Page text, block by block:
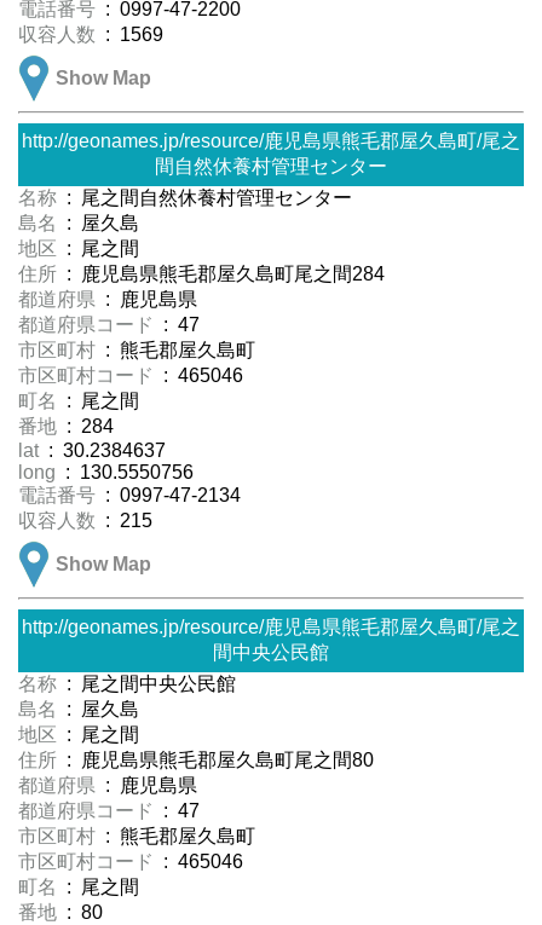
電話番号 : 0997-47-2200
収容人数 : 1569
Show Map
http://geonames.jp/resource/鹿児島県熊毛郡屋久島町/尾之
間自然休養村管理センター
名称 : 尾之間自然休養村管理センター
島名
: 屋久島
地区 : 尾之間
住所 : 鹿児島県熊毛郡屋久島町尾之間284
都道府県 : 鹿児島県
都道府県コード
: 47
市区町村 : 熊毛郡屋久島町
市区町村コード
: 465046
町名
: 尾之間
番地 : 284
lat : 30.2384637
long : 130.5550756
電話番号 : 0997-47-2134
収容人数 : 215
Show Map
http://geonames.jp/resource/鹿児島県熊毛郡屋久島町/尾之
間中央公民館
名称 : 尾之間中央公民館
島名
: 屋久島
地区 : 尾之間
住所 : 鹿児島県熊毛郡屋久島町尾之間80
都道府県 : 鹿児島県
都道府県コード
: 47
市区町村 : 熊毛郡屋久島町
市区町村コード
: 465046
町名
: 尾之間
番地 : 80